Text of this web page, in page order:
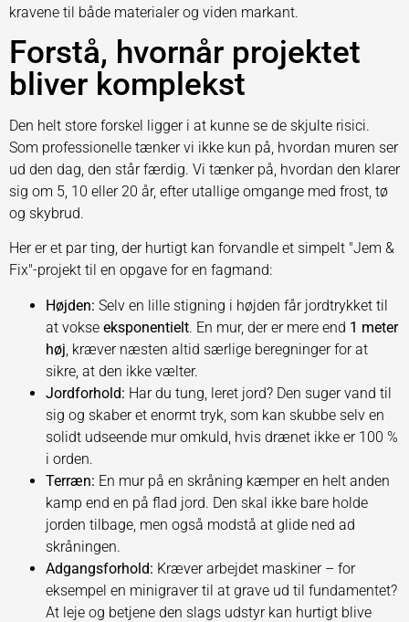
kravene til både materialer og viden markant.
Forstå, hvornår projektet
bliver komplekst
Den helt store forskel ligger i at kunne se de skjulte risici.
Som professionelle tænker vi ikke kun på, hvordan muren ser
ud den dag, den står færdig. Vi tænker på, hvordan den klarer
sig om 5, 10 eller 20 år, efter utallige omgange med frost, tø
og skybrud.
Her er et par ting, der hurtigt kan forvandle et simpelt "Jem &
Fix"-projekt til en opgave for en fagmand:
Højden: Selv en lille stigning i højden får jordtrykket til
at vokse eksponentielt. En mur, der er mere end 1 meter
høj , kræver næsten altid særlige beregninger for at
sikre, at den ikke vælter.
Jordforhold: Har du tung, leret jord? Den suger vand til
sig og skaber et enormt tryk, som kan skubbe selv en
solidt udseende mur omkuld, hvis drænet ikke er 100 %
i orden.
Terræn: En mur på en skråning kæmper en helt anden
kamp end en på flad jord. Den skal ikke bare holde
jorden tilbage, men også modstå at glide ned ad
skråningen.
Adgangsforhold: Kræver arbejdet maskiner – for
eksempel en minigraver til at grave ud til fundamentet?
At leje og betjene den slags udstyr kan hurtigt blive